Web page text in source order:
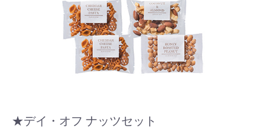
★デイ・オフ ナッツセット